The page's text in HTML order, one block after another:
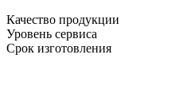
Качество продукции
Уровень сервиса
Срок изготовления